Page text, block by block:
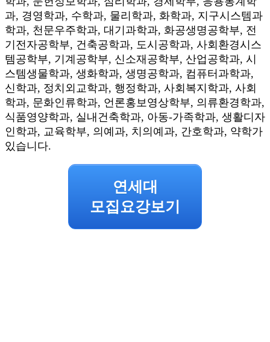
과, 경영학과, 수학과, 물리학과, 화학과, 지구시스템과
학과, 천문우주학과, 대기과학과, 화공생명공학부, 전
기전자공학부, 건축공학과, 도시공학과, 사회환경시스
템공학부, 기계공학부, 신소재공학부, 산업공학과, 시
스템생물학과, 생화학과, 생명공학과, 컴퓨터과학과,
신학과, 정치외교학과, 행정학과, 사회복지학과, 사회
학과, 문화인류학과, 언론홍보영상학부, 의류환경학과,
식품영양학과, 실내건축학과, 아동-가족학과, 생활디자
인학과, 교육학부, 의예과, 치의예과, 간호학과, 약학가
있습니다.
연세대
모집요강보기